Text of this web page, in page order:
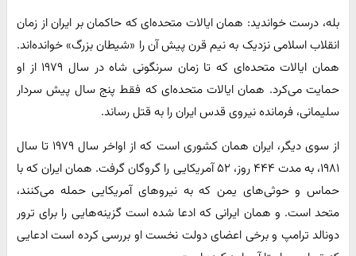
بله، درست خواندید: همان ایالات متحده‌ای که حاکمان بر ایران از زمان
انقلاب اسلامی نزدیک به نیم قرن پیش آن را «شیطان بزرگ» خوانده‌اند.
همان ایالات متحده‌ای که تا زمان سرنگونی شاه در سال ۱۹۷۹ از او
حمایت می‌کرد. همان ایالات متحده‌ای که فقط پنج سال پیش سردار
سلیمانی، فرمانده نیروی قدس ایران را به قتل رساند.
از سوی دیگر، ایران همان کشوری است که از اواخر سال ۱۹۷۹ تا سال
۱۹۸۱، به مدت ۴۴۴ روز، ۵۲ آمریکایی را گروگان گرفت. همان ایران که با
حماس و حوثی‌های یمن که به نیروهای آمریکایی حمله می‌کنند،
متحد است. و همان ایرانی که ادعا شده است گزینه‌هایی را برای ترور
دونالد ترامپ و برخی اعضای دولت نخست او بررسی کرده است ادعایی